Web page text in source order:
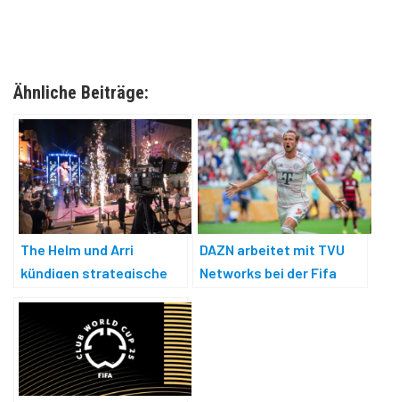
Ähnliche Beiträge:
The Helm und Arri
kündigen strategische
DAZN arbeitet mit TVU
Networks bei der Fifa